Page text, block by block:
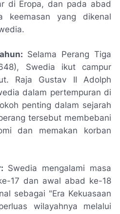
di Eropa, dan pada abad
keemasan yang dikenal
Selama Perang Tiga
Swedia ikut campur
Raja Gustav II Adolph
dalam pertempuran di
penting dalam sejarah
tersebut membebani
dan memakan korban
Swedia mengalami masa
17 dan awal abad ke-18
sebagai "Era Kekuasaan
wilayahnya melalui